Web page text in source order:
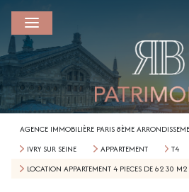
AGENCE IMMOBILIÈRE PARIS 8ÈME
IVRY SUR SEINE
APPARTEMENT
T4
LOCATION APPARTEMENT 4 PIECES DE 62 30 M2